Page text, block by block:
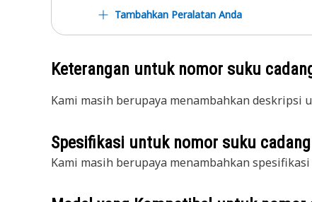
Tambahkan Peralatan Anda
Keterangan untuk nomor suku
Kami masih berupaya menambahkan deskripsi
Spesifikasi untuk nomor suku cadang
Kami masih berupaya menambahkan